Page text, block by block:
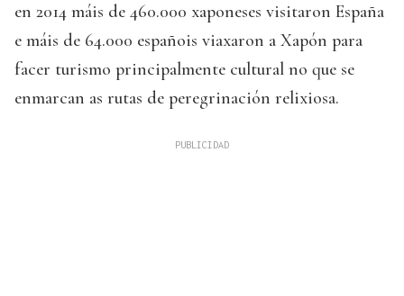
en 2014 máis de 460.000 xaponeses visitaron España
e máis de 64.000 españois viaxaron a Xapón para
facer turismo principalmente cultural no que se
enmarcan as rutas de peregrinación relixiosa.